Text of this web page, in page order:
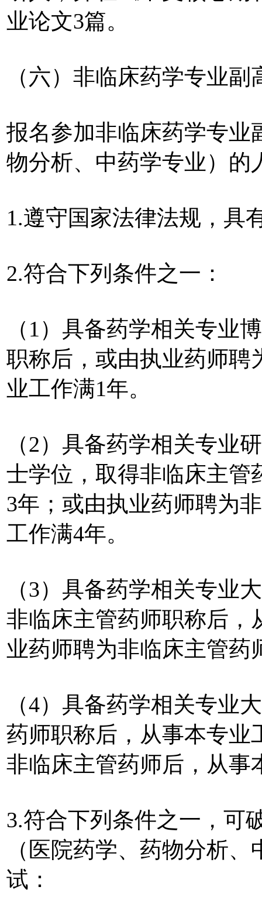
业论文3篇。
（六）非临床药学专业
报名参加非临床药学专业
物分析、中药学专业）的
1.遵守国家法律法规，具
2.符合下列条件之一：
（1）具备药学相关专业
职称后，或由执业药师聘
业工作满1年。
（2）具备药学相关专业
士学位，取得非临床主管
3年；或由执业药师聘为
工作满4年。
（3）具备药学相关专业
非临床主管药师职称后，
业药师聘为非临床主管药
（4）具备药学相关专业
药师职称后，从事本专业
非临床主管药师后，从事
3.符合下列条件之一，可
（医院药学、药物分析
试：